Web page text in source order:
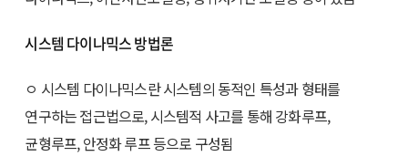
시스템 다이나믹스 방법론
ㅇ 시스템 다이나믹스란 시스템의 동적인 특성과 형태를
연구하는 접근법으로, 시스템적 사고를 통해 강화루프,
균형루프, 안정화 루프 등으로 구성됨